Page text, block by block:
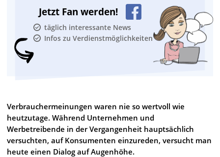
Jetzt Fan werden!
täglich interessante News
Infos zu Verdienstmöglichkeiten
Verbrauchermeinungen waren nie so wertvoll wie
heutzutage. Während Unternehmen und
Werbetreibende in der Vergangenheit hauptsächlich
versuchten, auf Konsumenten einzureden, versucht man
heute einen Dialog auf Augenhöhe.